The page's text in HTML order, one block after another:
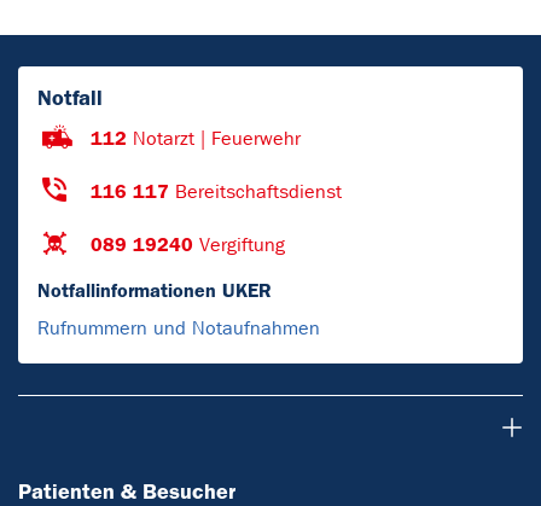
Notfall
112 Notarzt | Feuerwehr
116 117 Bereitschaftsdienst
089 19240 Vergiftung
Notfallinformationen UKER
Rufnummern und Notaufnahmen
Patienten & Besucher